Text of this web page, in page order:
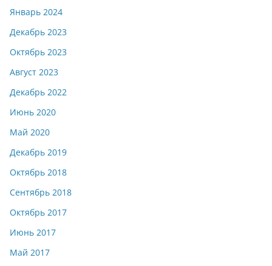
Январь 2024
Декабрь 2023
Октябрь 2023
Август 2023
Декабрь 2022
Июнь 2020
Май 2020
Декабрь 2019
Октябрь 2018
Сентябрь 2018
Октябрь 2017
Июнь 2017
Май 2017